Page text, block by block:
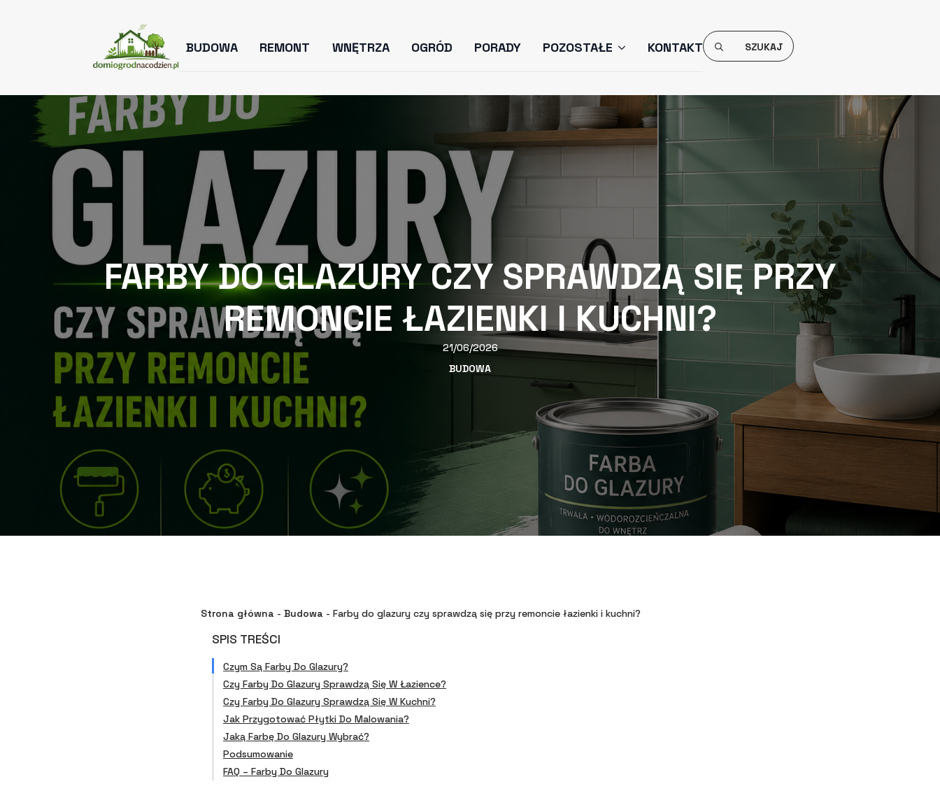
BUDOWA REMONT WNĘTRZA OGRÓD PORADY POZOSTAŁE KONTAKT
Search
For:
FARBY DO GLAZURY CZY SPRAWDZĄ SIĘ PRZY
REMONCIE ŁAZIENKI I KUCHNI?
21/06/2026
BUDOWA
Strona główna - Budowa - Farby do glazury czy sprawdzą się przy remoncie łazienki i kuchni?
SPIS TREŚCI
Czym Są Farby Do Glazury?
Czy Farby Do Glazury Sprawdzą Się W Łazience?
Czy Farby Do Glazury Sprawdzą Się W Kuchni?
Jak Przygotować Płytki Do Malowania?
Jaką Farbę Do Glazury Wybrać?
Podsumowanie
FAQ – Farby Do Glazury